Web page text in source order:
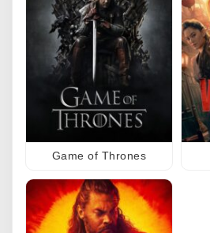
Game of Thrones